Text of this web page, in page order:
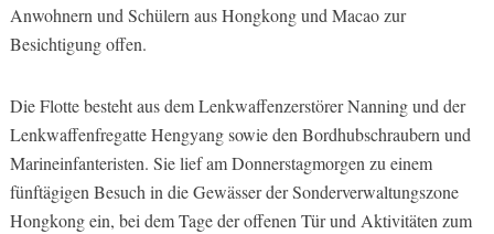
Anwohnern und Schülern aus Hongkong und Macao zur
Besichtigung offen.
Die Flotte besteht aus dem Lenkwaffenzerstörer Nanning und der
Lenkwaffenfregatte Hengyang sowie den Bordhubschraubern und
Marineinfanteristen. Sie lief am Donnerstagmorgen zu einem
fünftägigen Besuch in die Gewässer der Sonderverwaltungszone
Hongkong ein, bei dem Tage der offenen Tür und Aktivitäten zum